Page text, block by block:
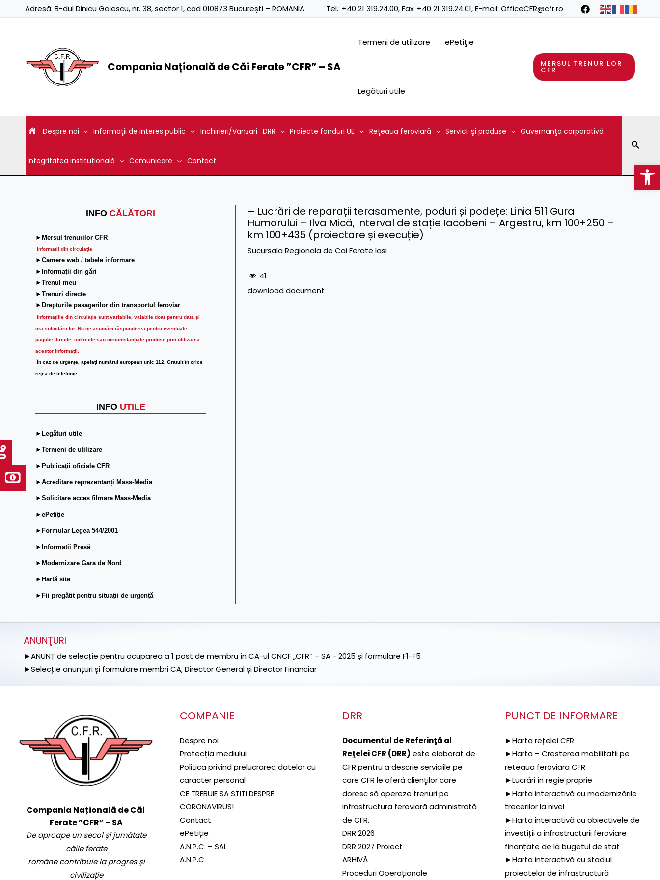
Adresă: B-dul Dinicu Golescu, nr. 38, sector 1, cod 010873 București – ROMANIA Tel.: +40 21 319.24.00, Fax: +40 21 319.24.01, E-mail: OfficeCFR@cfr.ro
Compania Națională de Căi Ferate ”CFR” – SA
Termeni de utilizare ePetiţie
Legături utile
MERSUL TRENURILOR
CFR
Despre noi Informaţii de interes public Inchirieri/Vanzari DRR Proiecte fonduri UE Reţeaua feroviară Servicii şi produse Guvernanţa corporativă
Integritatea instituțională Comunicare Contact
INFO CĂLĂTORI
►Mersul trenurilor CFR
Informatii din circulaţie
►Camere web / tabele informare
►Informaţii din gări
►Trenul meu
►Trenuri directe
►Drepturile pasagerilor din transportul feroviar
Informaţiile din circulaţie sunt variabile, valabile doar pentru data şi
ora solicitării lor. Nu ne asumăm răspunderea pentru eventuale
pagube directe, indirecte sau circumstanțiale produse prin utilizarea
acestor informații.
În caz de urgenţe, apelaţi numărul european unic 112. Gratuit în orice
reţea de telefonie.
INFO UTILE
►Legături utile
►Termeni de utilizare
►Publicații oficiale CFR
►Acreditare reprezentanți Mass-Media
►Solicitare acces filmare Mass-Media
►ePetiție
►Formular Legea 544/2001
►Informații Presă
►Modernizare Gara de Nord
►Hartă site
►Fii pregătit pentru situații de urgență
– Lucrări de reparații terasamente, poduri și podețe: Linia 511 Gura
Humorului – Ilva Mică, interval de stație Iacobeni – Argestru, km 100+250 –
km 100+435 (proiectare și execuție)
Sucursala Regionala de Cai Ferate Iasi
41
download document
ANUNŢURI
►ANUNȚ de selecție pentru ocuparea a 1 post de membru în CA-ul CNCF „CFR” – SA - 2025 și formulare F1-F5
►Selecție anunțuri și formulare membri CA, Director General și Director Financiar
Compania Națională de Căi
Ferate ”CFR” – SA
De aproape un secol și jumătate
căile ferate
române contribuie la progres și
civilizație
COMPANIE
Despre noi
Protecţia mediului
Politica privind prelucrarea datelor cu
caracter personal
CE TREBUIE SA STITI DESPRE
CORONAVIRUS!
Contact
ePetiție
A.N.P.C. – SAL
A.N.P.C.
DRR
Documentul de Referinţă al
Reţelei CFR (DRR) este elaborat de
CFR pentru a descrie serviciile pe
care CFR le oferă clienţilor care
doresc să opereze trenuri pe
infrastructura feroviară administrată
de CFR.
DRR 2026
DRR 2027 Proiect
ARHIVĂ
Proceduri Operaționale
PUNCT DE INFORMARE
►Harta rețelei CFR
►Harta – Cresterea mobilitatii pe
reteaua feroviara CFR
►Lucrări în regie proprie
►Harta interactivă cu modernizările
trecerilor la nivel
►Harta interactivă cu obiectivele de
investiții a infrastructurii feroviare
finanțate de la bugetul de stat
►Harta interactivă cu stadiul
proiectelor de infrastructură